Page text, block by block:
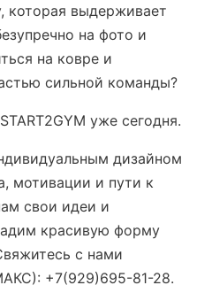
которая выдерживает
на фото и
на ковре и
сильной команды?
уже сегодня.
дизайном
мотивации и пути к
свои идеи и
красивую форму
с нами
+7(929)695-81-28.